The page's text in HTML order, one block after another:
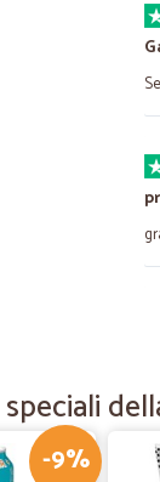
-9%